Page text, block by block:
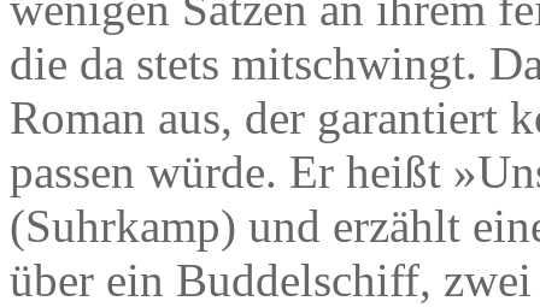
die da stets mitschwingt.
Roman aus, der
passen würde. Er heißt
(Suhrkamp) und erzählt
über ein Buddelschiff,